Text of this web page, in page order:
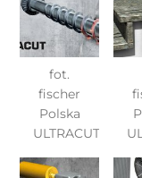
fot.
fischer
Polska
ULTRACUT